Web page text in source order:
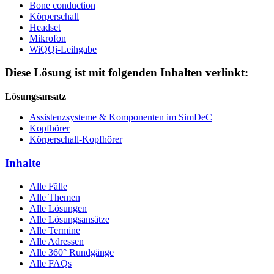
Bone conduction
Körperschall
Headset
Mikrofon
WiQQi-Leihgabe
Diese Lösung ist mit folgenden Inhalten verlinkt:
Lösungsansatz
Assistenzsysteme & Komponenten im SimDeC
Kopfhörer
Körperschall-Kopfhörer
Inhalte
Alle Fälle
Alle Themen
Alle Lösungen
Alle Lösungsansätze
Alle Termine
Alle Adressen
Alle 360° Rundgänge
Alle FAQs